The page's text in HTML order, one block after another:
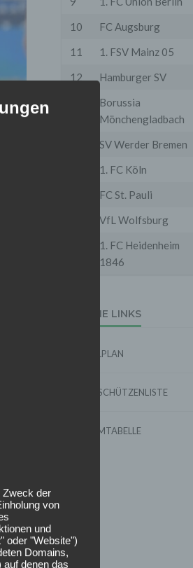
10
FC Augsburg
11
1. FSV Mainz 05
12
Hamburger SV
Borussia
Mönchengladbach
SV Werder Bremen
1. FC Köln
FC St. Pauli
VfL Wolfsburg
1. FC Heidenheim
1846
EXTERNE LINKS
SPIELPLAN
TORSCHÜTZENLISTE
FORMTABELLE
Zweck der
von
und
oder "Website")
Domains,
denen das